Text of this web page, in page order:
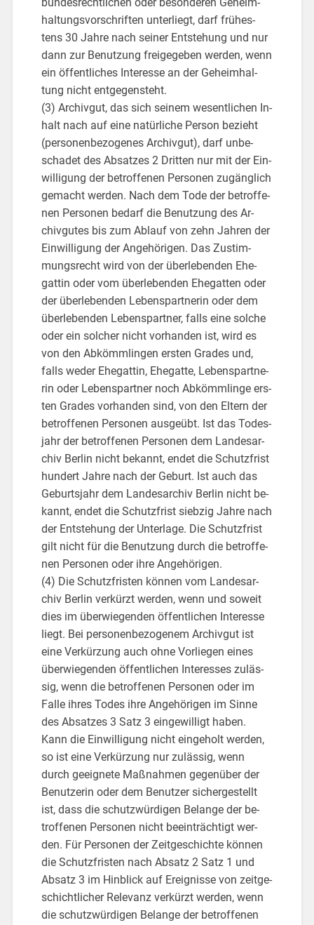
bun­des­recht­li­chen oder be­son­de­ren Ge­heim­
hal­tungs­vor­schrif­ten un­ter­liegt, darf frü­hes­
tens 30 Jahre nach sei­ner Ent­ste­hung und nur
dann zur Be­nut­zung frei­ge­ge­ben wer­den, wenn
ein öf­fent­li­ches In­ter­es­se an der Ge­heim­hal­
tung nicht ent­ge­gen­steht.
(3) Ar­chiv­gut, das sich sei­nem we­sent­li­chen In­
halt nach auf eine na­tür­li­che Per­son be­zieht
(per­so­nen­be­zo­ge­nes Ar­chiv­gut), darf un­be­
scha­det des Ab­sat­zes 2 Drit­ten nur mit der Ein­
wil­li­gung der be­trof­fe­nen Per­so­nen zu­gäng­lich
ge­macht wer­den. Nach dem Tode der be­trof­fe­
nen Per­so­nen be­darf die Be­nut­zung des Ar­
chiv­gu­tes bis zum Ab­lauf von zehn Jah­ren der
Ein­wil­li­gung der An­ge­hö­ri­gen. Das Zu­stim­
mungs­recht wird von der über­le­ben­den Ehe­
gat­tin oder vom über­le­ben­den Ehe­gat­ten oder
der über­le­ben­den Le­bens­part­ne­rin oder dem
über­le­ben­den Le­bens­part­ner, falls eine sol­che
oder ein sol­cher nicht vor­han­den ist, wird es
von den Ab­kömm­lin­gen ers­ten Gra­des und,
falls weder Ehe­gat­tin, Ehe­gat­te, Le­bens­part­ne­
rin oder Le­bens­part­ner noch Ab­kömm­lin­ge ers­
ten Gra­des vor­han­den sind, von den El­tern der
be­trof­fe­nen Per­so­nen aus­ge­übt. Ist das To­des­
jahr der be­trof­fe­nen Per­so­nen dem Lan­des­ar­
chiv Ber­lin nicht be­kannt, endet die Schutz­frist
hun­dert Jahre nach der Ge­burt. Ist auch das
Ge­burts­jahr dem Lan­des­ar­chiv Ber­lin nicht be­
kannt, endet die Schutz­frist sieb­zig Jahre nach
der Ent­ste­hung der Un­ter­la­ge. Die Schutz­frist
gilt nicht für die Be­nut­zung durch die be­trof­fe­
nen Per­so­nen oder ihre An­ge­hö­ri­gen.
(4) Die Schutz­fris­ten kön­nen vom Lan­des­ar­
chiv Ber­lin ver­kürzt wer­den, wenn und so­weit
dies im über­wie­gen­den öf­fent­li­chen In­ter­es­se
liegt. Bei per­so­nen­be­zo­ge­nem Ar­chiv­gut ist
eine Ver­kür­zung auch ohne Vor­lie­gen eines
über­wie­gen­den öf­fent­li­chen In­ter­es­ses zu­läs­
sig, wenn die be­trof­fe­nen Per­so­nen oder im
Falle ihres Todes ihre An­ge­hö­ri­gen im Sinne
des Ab­sat­zes 3 Satz 3 ein­ge­wil­ligt haben.
Kann die Ein­wil­li­gung nicht ein­ge­holt wer­den,
so ist eine Ver­kür­zung nur zu­läs­sig, wenn
durch ge­eig­ne­te Maß­nah­men ge­gen­über der
Be­nut­ze­rin oder dem Be­nut­zer si­cher­ge­stellt
ist, dass die schutz­wür­di­gen Be­lan­ge der be­
trof­fe­nen Per­so­nen nicht be­ein­träch­tigt wer­
den. Für Per­so­nen der Zeit­ge­schich­te kön­nen
die Schutz­fris­ten nach Ab­satz 2 Satz 1 und
Ab­satz 3 im Hin­blick auf Er­eig­nis­se von zeit­ge­
schicht­li­cher Re­le­vanz ver­kürzt wer­den, wenn
die schutz­wür­di­gen Be­lan­ge der be­trof­fe­nen